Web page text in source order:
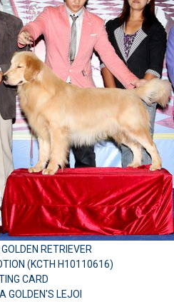
GOLDEN RETRIEVER
(KCTH H10110616)
CARD
GOLDEN'S LEJOI